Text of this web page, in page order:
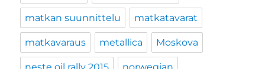
matkan suunnittelu matkatavarat
matkavaraus metallica Moskova